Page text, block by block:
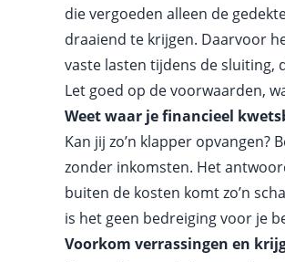
die vergoeden alleen de
draaiend te krijgen. Daarvoor
vaste lasten tijdens de sluiting,
Let goed op de voorwaarden,
Weet waar je financieel
Kan jij zo’n klapper opvangen?
zonder inkomsten. Het
buiten de kosten komt zo’n
is het geen bedreiging voor je
Voorkom verrassingen en